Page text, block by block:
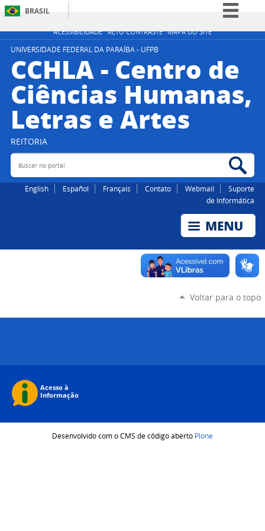
ACESSIBILIDADE ALTO CONTRASTE MAPA DO SITE
BRASIL
Simplifique!
Participe
Legislação
Canais
UNIVERSIDADE FEDERAL DA PARAÍBA - UFPB
CCHLA - Centro de
Ciências Humanas,
Letras e Artes
REITORIA
Buscar no portal
English Español Français Contato Webmail
Suporte
de Informática
Voltar para o topo
Desenvolvido com o CMS de código aberto Plone